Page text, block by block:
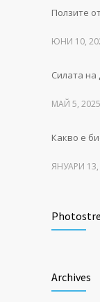
Как
ФЕВРУАРИ
Ползите
ЮНИ 10,
Силата
МАЙ 5, 2025
Какво е
ЯНУАРИ 13,
светлина,
тайните
Archives
Archives